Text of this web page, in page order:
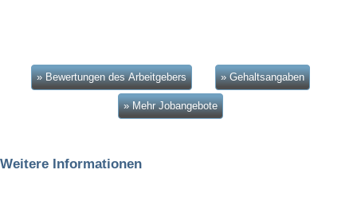
» Bewertungen des Arbeitgebers » Gehaltsangaben
» Mehr Jobangebote
Weitere Informationen